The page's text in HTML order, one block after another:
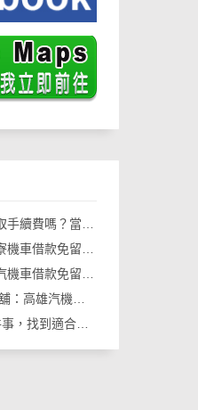
費用與規範一次看懂
車融資合法快速撥款
業區朋友最放心選擇
上安全諮詢、資金周轉大
自己的借款方式